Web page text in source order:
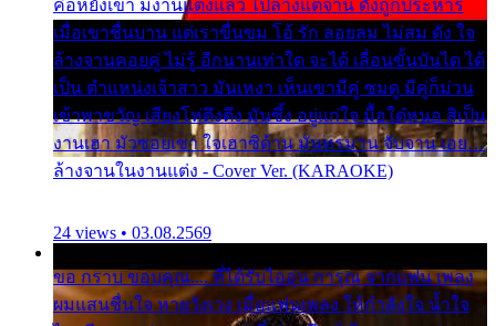
คือหยังเขา มีงานแต่งแล้ว ไปล้างแต่จาน ดั่งถูกประหาร
เมื่อเขาชื่นบาน แต่เราขื่นขม โอ้ รัก ลอยลม ไม่สม ดัง ใจ
ล้างจานคอยคู่ ไม่รู้ อีกนานเท่าใด จะได้ เลื่อนขั้นบันได ได้
เป็น ตำแหน่งเจ้าสาว มันเหงา เห็นเขามีคู่ ซมดู มีคู่ก็ม่วน
เข้าพาขวัญ เสียงโห่ตึงตึง มันซึ้ง อยู่แก่ใจ มื้อใด๋หนอ สิเป็น
งานเฮา มัวซอยเขา ใจเฮาซิด้าน มันทรมาน จับจาน เอย…
ล้างจานในงานแต่ง - Cover Ver. (KARAOKE)
24 views • 03.08.2569
ขอ กราบ ขอบคุณ.... ที่ได้รับไออุ่น การุณ จากแฟน เพลง
ผมแสนชื่นใจ หายวังเวง เมื่อแฟนเพลง ให้กำลังใจ น้ำใจ